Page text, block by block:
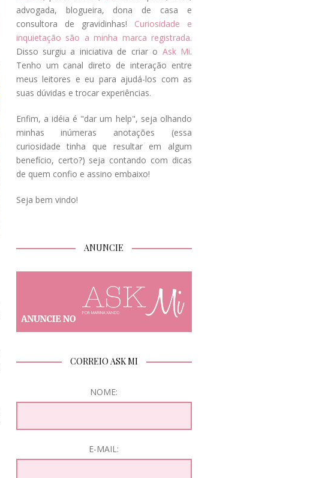
advogada, blogueira, dona de casa e
consultora de gravidinhas! Curiosidade e
inquietação são a minha marca registrada.
Disso surgiu a iniciativa de criar o Ask Mi.
Tenho um canal direto de interação entre
meus leitores e eu para ajudá-los com as
suas dúvidas e trocar experiências.
Enfim, a idéia é "dar um help", seja olhando
minhas inúmeras anotações (essa
curiosidade tinha que resultar em algum
benefício, certo?) seja contando com dicas
de quem confio e assino embaixo!
Seja bem vindo!
ANUNCIE
CORREIO ASK MI
NOME:
E-MAIL: